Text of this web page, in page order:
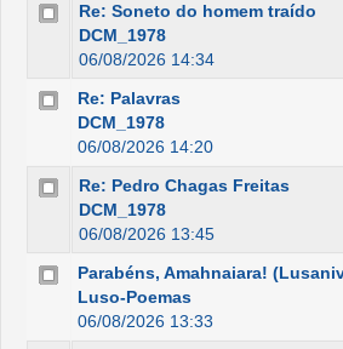
Re: Soneto do homem traído
DCM_1978
06/08/2026 14:34
Re: Palavras
DCM_1978
06/08/2026 14:20
Re: Pedro Chagas Freitas
DCM_1978
06/08/2026 13:45
Parabéns, Amahnaiara!
Luso-Poemas
06/08/2026 13:33